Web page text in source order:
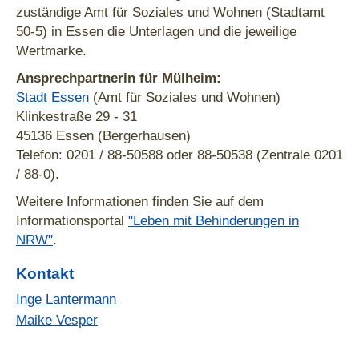
zuständige Amt für Soziales und Wohnen (Stadtamt
50-5) in Essen die Unterlagen und die jeweilige
Wertmarke.
Ansprechpartnerin für Mülheim:
Stadt Essen (Amt für Soziales und Wohnen)
Klinkestraße 29 - 31
45136 Essen (Bergerhausen)
Telefon: 0201 / 88-50588 oder 88-50538 (Zentrale 0201
/ 88-0).
Weitere Informationen finden Sie auf dem
Informationsportal "Leben mit Behinderungen in
NRW".
Kontakt
Inge Lantermann
Maike Vesper